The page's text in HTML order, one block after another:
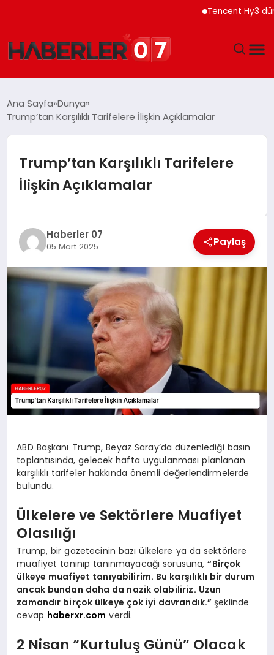
Tencent Hy3 dünya
EKONOMI
YAŞAM
SPOR
EĞITIM
MAGAZIN
DIĞER
Ana Sayfa Dünya
Trump’tan Karşılıklı Tarifelere İlişkin Açıklamalar
Trump’tan Karşılıklı Tarifelere
İlişkin Açıklamalar
Haberler 07
05 Mart 2025 Paylaş
ABD Başkanı Trump, Beyaz Saray’da düzenlediği basın
toplantısında, gelecek hafta uygulanması planlanan
karşılıklı tarifeler hakkında önemli değerlendirmelerde
bulundu.
Ülkelere ve Sektörlere Muafiyet
Olasılığı
Trump, bir gazetecinin bazı ülkelere ya da sektörlere
muafiyet tanınıp tanınmayacağı sorusuna,“Birçok
ülkeye muafiyet tanıyabilirim. Bu karşılıklı bir durum
ancak bundan daha da nazik olabiliriz. Uzun
zamandır birçok ülkeye çok iyi davrandık.”şeklinde
cevap haberxr.com verdi.
2 Nisan “Kurtuluş Günü” Olacak